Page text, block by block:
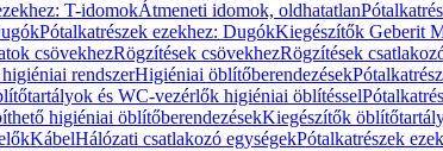
T-idomokÁtmeneti idomok, oldhatatlan
Pótalkatrészek ezekhez: DugókKiegészítők Geberit
csövekhezRögzítések csövekhezRögzítések
rendszerHigiéniai öblítőberendezések
és WC-vezérlők higiéniai öblítéssel
higiéniai öblítőberendezésekKiegészítők
KábelHálózati csatlakozó egységekPótalkatrészek